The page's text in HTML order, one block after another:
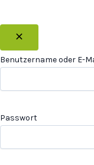
Benutzername oder E-
Passwort